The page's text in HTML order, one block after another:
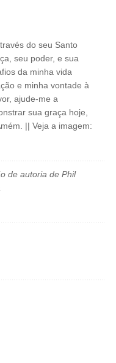
do seu Santo
seu poder, e sua
da minha vida
e minha vontade à
ajude-me a
sua graça hoje,
|| Veja a imagem:
de autoria de Phil